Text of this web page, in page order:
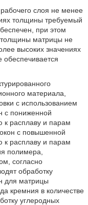
слоя не менее
толщины требуемый
при этом
матрицы не
высоких значениях
обеспечивается
материала,
с использованием
с пониженной
к расплаву и парам
с повышенной
к расплаву и парам
полимера,
согласно
обработку
для матрицы
кремния в количестве
углеродных